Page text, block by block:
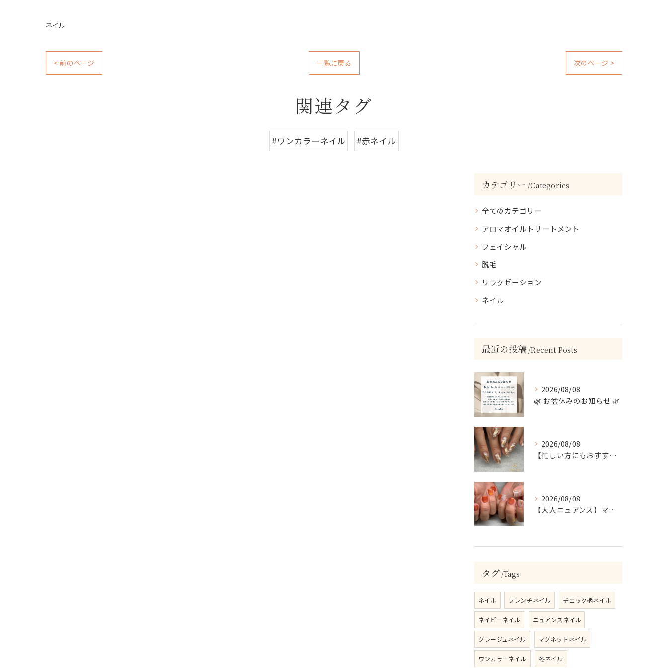
ネイル
< 前のページ 一覧に戻る 次のページ >
関連タグ
#ワンカラーネイル #赤ネイル
カテゴリー Categories
全てのカテゴリー
アロマオイルトリートメント
フェイシャル
脱毛
リラクゼーション
ネイル
最近の投稿 Recent Posts
2026/08/08
🌿 お盆休みのお知らせ 🌿
2026/08/08
【忙しい方にもおすすめ】ゴールド＆ホワイトの大人ニュアンスホイルネイル
2026/08/08
【大人ニュアンス】マグネット×ぷっくりミラーのニュアンスデザイン
タグ Tags
ネイル フレンチネイル チェック柄ネイル
ネイビーネイル ニュアンスネイル
グレージュネイル マグネットネイル
ワンカラーネイル 冬ネイル